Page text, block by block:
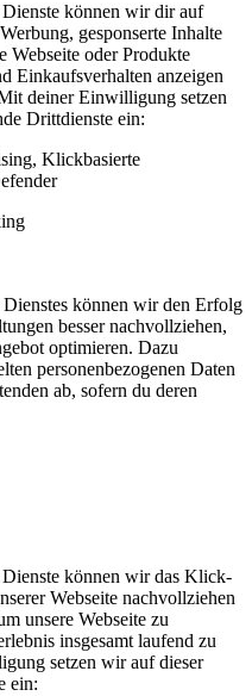
können wir dir auf
gesponserte Inhalte
Webseite oder Produkte
Einkaufsverhalten anzeigen
deiner Einwilligung setzen
Drittdienste ein:
Klickbasierte
können wir den Erfolg
besser nachvollziehen,
optimieren. Dazu
personenbezogenen Daten
ab, sofern du deren
können wir das Klick-
Webseite nachvollziehen
unsere Webseite zu
insgesamt laufend zu
setzen wir auf dieser
ein: